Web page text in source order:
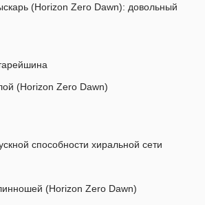
(Horizon Zero Dawn): довольный
(Horizon Zero Dawn)
способности хиральной сети
(Horizon Zero Dawn)